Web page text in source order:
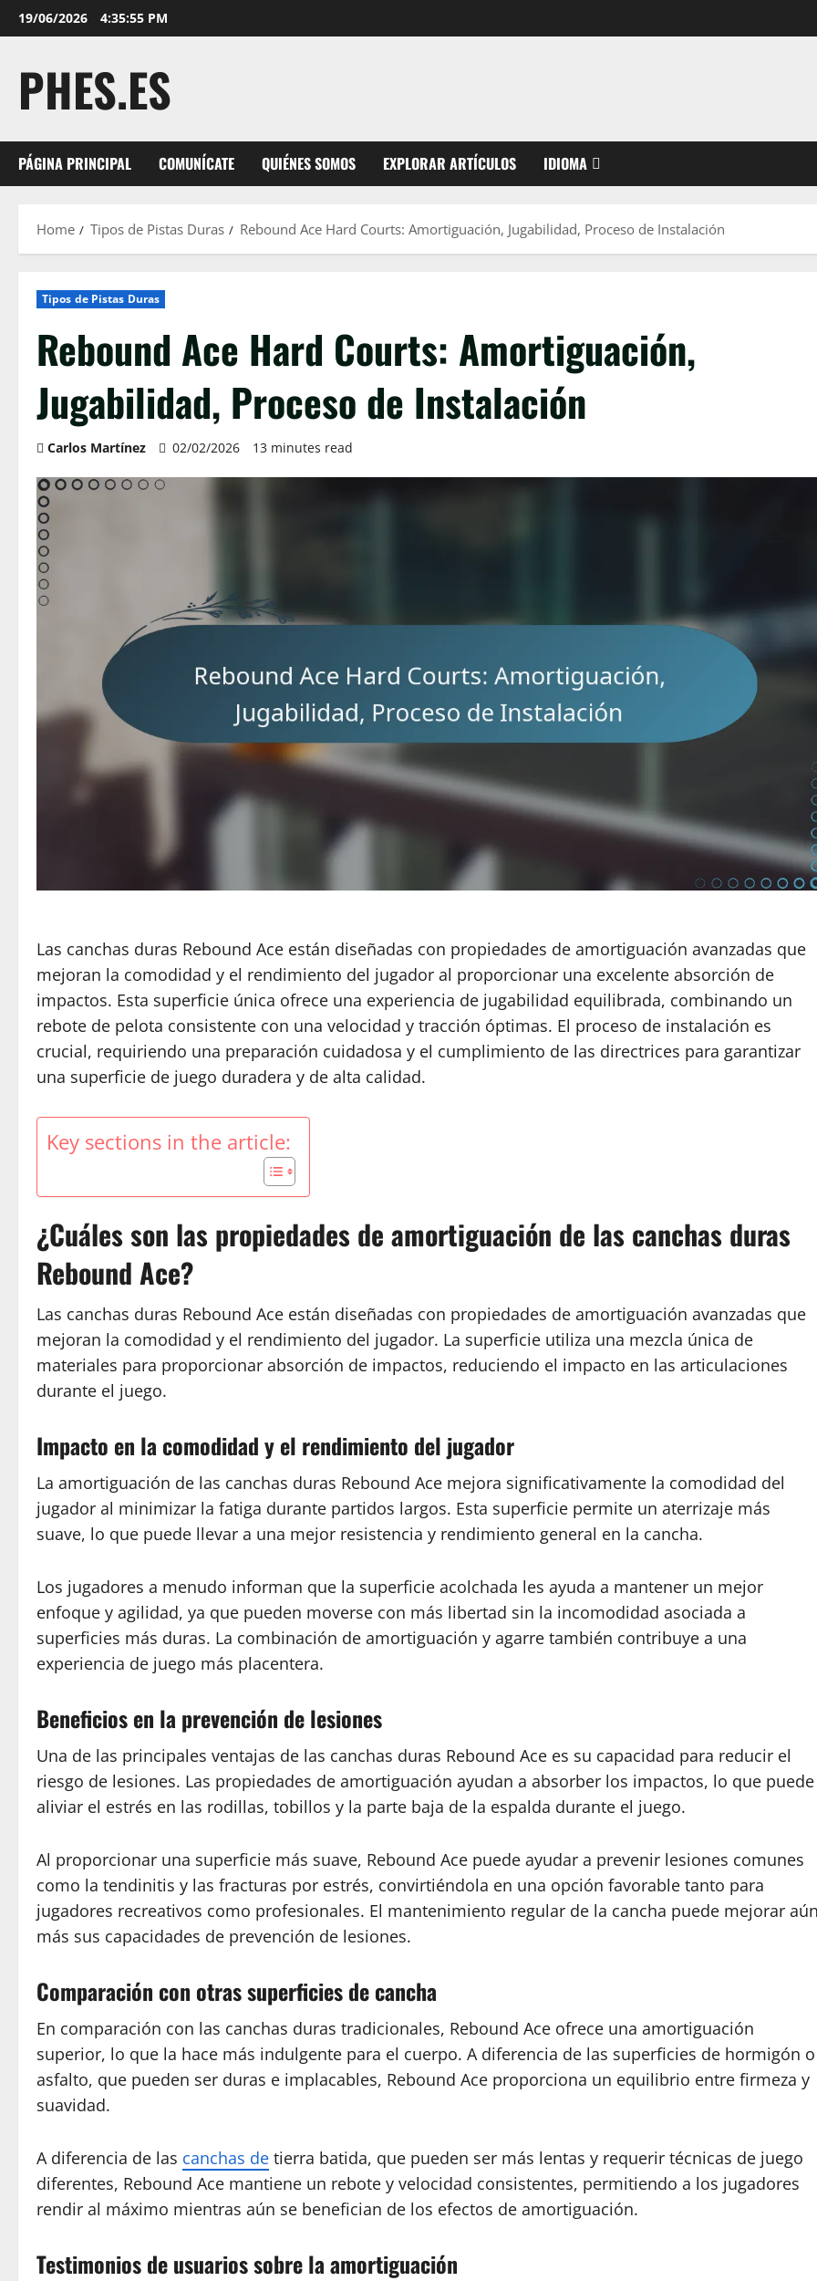
Skip
to
19/06/2026 4:35:56 PM
PHES.ES
PÁGINA PRINCIPAL COMUNÍCATE QUIÉNES SOMOS EXPLORAR ARTÍCULOS IDIOMA
Home Tipos de Pistas Duras Rebound Ace Hard Courts: Amortiguación, Jugabilidad, Proceso de Instalación
Tipos de Pistas Duras
Rebound Ace Hard Courts: Amortiguación,
Jugabilidad, Proceso de Instalación
Carlos Martínez 02/02/2026 13 minutes read
Las canchas duras Rebound Ace están diseñadas con propiedades de amortiguación avanzadas que
mejoran la comodidad y el rendimiento del jugador al proporcionar una excelente absorción de
impactos. Esta superficie única ofrece una experiencia de jugabilidad equilibrada, combinando un
rebote de pelota consistente con una velocidad y tracción óptimas. El proceso de instalación es
crucial, requiriendo una preparación cuidadosa y el cumplimiento de las directrices para garantizar
una superficie de juego duradera y de alta calidad.
Key sections in the article:
¿Cuáles son las propiedades de amortiguación de las canchas duras
Rebound Ace?
Las canchas duras Rebound Ace están diseñadas con propiedades de amortiguación avanzadas que
mejoran la comodidad y el rendimiento del jugador. La superficie utiliza una mezcla única de
materiales para proporcionar absorción de impactos, reduciendo el impacto en las articulaciones
durante el juego.
Impacto en la comodidad y el rendimiento del jugador
La amortiguación de las canchas duras Rebound Ace mejora significativamente la comodidad del
jugador al minimizar la fatiga durante partidos largos. Esta superficie permite un aterrizaje más
suave, lo que puede llevar a una mejor resistencia y rendimiento general en la cancha.
Los jugadores a menudo informan que la superficie acolchada les ayuda a mantener un mejor
enfoque y agilidad, ya que pueden moverse con más libertad sin la incomodidad asociada a
superficies más duras. La combinación de amortiguación y agarre también contribuye a una
experiencia de juego más placentera.
Beneficios en la prevención de lesiones
Una de las principales ventajas de las canchas duras Rebound Ace es su capacidad para reducir el
riesgo de lesiones. Las propiedades de amortiguación ayudan a absorber los impactos, lo que puede
aliviar el estrés en las rodillas, tobillos y la parte baja de la espalda durante el juego.
Al proporcionar una superficie más suave, Rebound Ace puede ayudar a prevenir lesiones comunes
como la tendinitis y las fracturas por estrés, convirtiéndola en una opción favorable tanto para
jugadores recreativos como profesionales. El mantenimiento regular de la cancha puede mejorar
más sus capacidades de prevención de lesiones.
Comparación con otras superficies de cancha
En comparación con las canchas duras tradicionales, Rebound Ace ofrece una amortiguación
superior, lo que la hace más indulgente para el cuerpo. A diferencia de las superficies de hormigón o
asfalto, que pueden ser duras e implacables, Rebound Ace proporciona un equilibrio entre firmeza y
suavidad.
A diferencia de las canchas de tierra batida, que pueden ser más lentas y requerir técnicas de juego
diferentes, Rebound Ace mantiene un rebote y velocidad consistentes, permitiendo a los jugadores
rendir al máximo mientras aún se benefician de los efectos de amortiguación.
Testimonios de usuarios sobre la amortiguación